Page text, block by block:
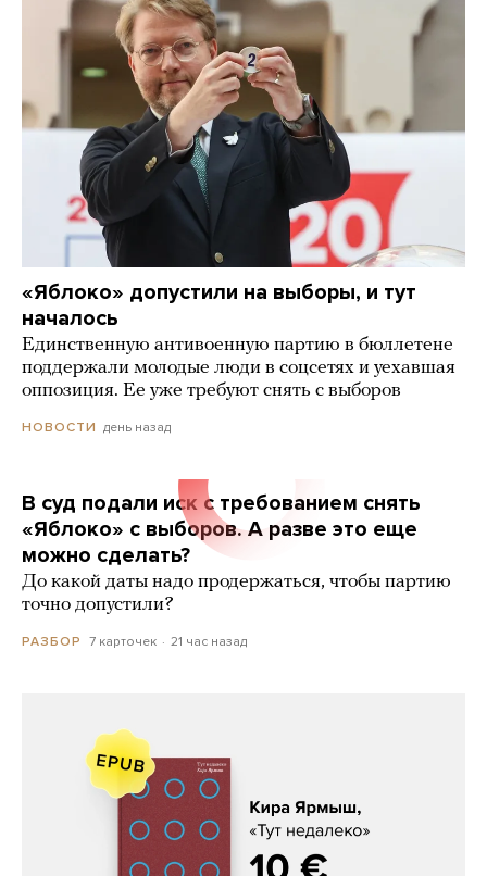
«Яблоко» допустили на выборы, и тут
началось
Единственную антивоенную партию в бюллетене
поддержали молодые люди в соцсетях и уехавшая
оппозиция. Ее уже требуют снять с выборов
НОВОСТИ день назад
В суд подали иск с требованием снять
«Яблоко» с выборов. А разве это еще
можно сделать?
До какой даты надо продержаться, чтобы партию
точно допустили?
РАЗБОР 7 карточек 21 час назад